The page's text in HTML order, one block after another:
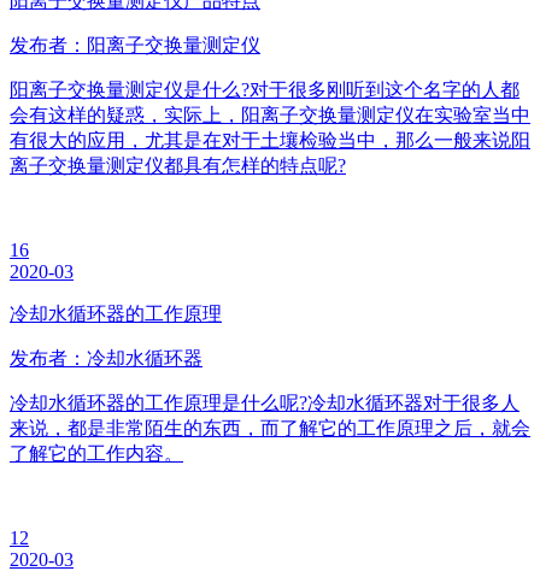
发布者：阳离子交换量测定仪
阳离子交换量测定仪是什么?对于很多刚听到这个名字的人都
会有这样的疑惑，实际上，阳离子交换量测定仪在实验室当中
有很大的应用，尤其是在对于土壤检验当中，那么一般来说阳
离子交换量测定仪都具有怎样的特点呢?
16
2020-03
冷却水循环器的工作原理
发布者：冷却水循环器
冷却水循环器的工作原理是什么呢?冷却水循环器对于很多人
来说，都是非常陌生的东西，而了解它的工作原理之后，就会
了解它的工作内容。
12
2020-03